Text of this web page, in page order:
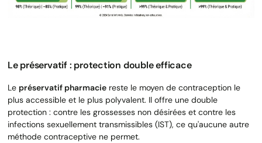
Le préservatif : protection double efficace
Le préservatif pharmacie reste le moyen de contraception le
plus accessible et le plus polyvalent. Il offre une double
protection : contre les grossesses non désirées et contre les
infections sexuellement transmissibles (IST), ce qu'aucune autre
méthode contraceptive ne permet.